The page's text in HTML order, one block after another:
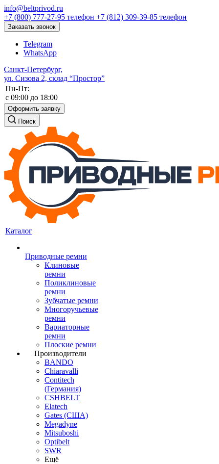
info@beltprivod.ru
+7 (800) 777-27-95 телефон +7 (812) 309-39-85 телефон
Заказать звонок
Telegram
WhatsApp
Санкт-Петербург,
ул. Сизова 2, склад “Простор”
Пн-Пт:
c 09:00 до 18:00
Оформить заявку
Поиск
Каталог
Приводные ремни
Клиновые
ремни
Поликлиновые
ремни
Зубчатые ремни
Многоручьевые
ремни
Вариаторные
ремни
Плоские ремни
Производители
BANDO
Chiaravalli
Contitech
(Германия)
CSHBELT
Elatech
Gates (США)
Megadyne
Mitsuboshi
Optibelt
SWR
Ещё